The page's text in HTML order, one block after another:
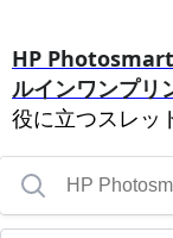
HP
ルインワンプリ
役に立つスレッ